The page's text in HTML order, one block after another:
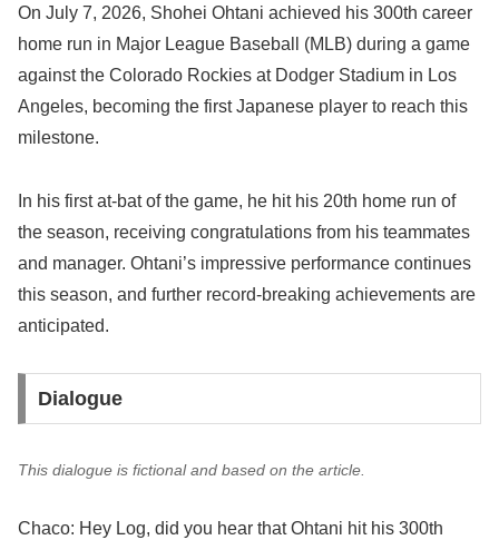
On July 7, 2026, Shohei Ohtani achieved his 300th career
home run in Major League Baseball (MLB) during a game
against the Colorado Rockies at Dodger Stadium in Los
Angeles, becoming the first Japanese player to reach this
milestone.
In his first at-bat of the game, he hit his 20th home run of
the season, receiving congratulations from his teammates
and manager. Ohtani’s impressive performance continues
this season, and further record-breaking achievements are
anticipated.
Dialogue
This dialogue is fictional and based on the article.
Chaco: Hey Log, did you hear that Ohtani hit his 300th